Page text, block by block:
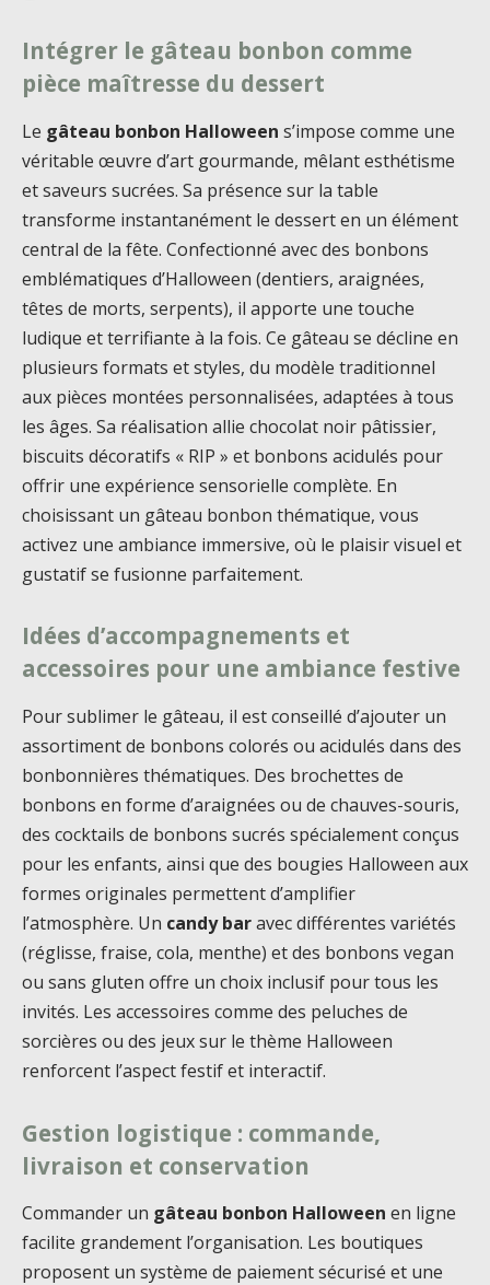
Intégrer le gâteau bonbon comme
pièce maîtresse du dessert
Le gâteau bonbon Halloween s’impose comme une
véritable œuvre d’art gourmande, mêlant esthétisme
et saveurs sucrées. Sa présence sur la table
transforme instantanément le dessert en un élément
central de la fête. Confectionné avec des bonbons
emblématiques d’Halloween (dentiers, araignées,
têtes de morts, serpents), il apporte une touche
ludique et terrifiante à la fois. Ce gâteau se décline en
plusieurs formats et styles, du modèle traditionnel
aux pièces montées personnalisées, adaptées à tous
les âges. Sa réalisation allie chocolat noir pâtissier,
biscuits décoratifs « RIP » et bonbons acidulés pour
offrir une expérience sensorielle complète. En
choisissant un gâteau bonbon thématique, vous
activez une ambiance immersive, où le plaisir visuel et
gustatif se fusionne parfaitement.
Idées d’accompagnements et
accessoires pour une ambiance festive
Pour sublimer le gâteau, il est conseillé d’ajouter un
assortiment de bonbons colorés ou acidulés dans des
bonbonnières thématiques. Des brochettes de
bonbons en forme d’araignées ou de chauves-souris,
des cocktails de bonbons sucrés spécialement conçus
pour les enfants, ainsi que des bougies Halloween aux
formes originales permettent d’amplifier
l’atmosphère. Un candy baravec différentes variétés
(réglisse, fraise, cola, menthe) et des bonbons vegan
ou sans gluten offre un choix inclusif pour tous les
invités. Les accessoires comme des peluches de
sorcières ou des jeux sur le thème Halloween
renforcent l’aspect festif et interactif.
Gestion logistique : commande,
livraison et conservation
Commander un gâteau bonbon Halloween en ligne
facilite grandement l’organisation. Les boutiques
proposent un système de paiement sécurisé et une